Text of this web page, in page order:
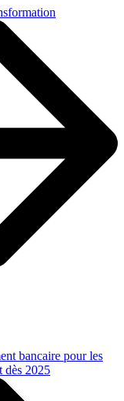
bancaire pour les
dès 2025